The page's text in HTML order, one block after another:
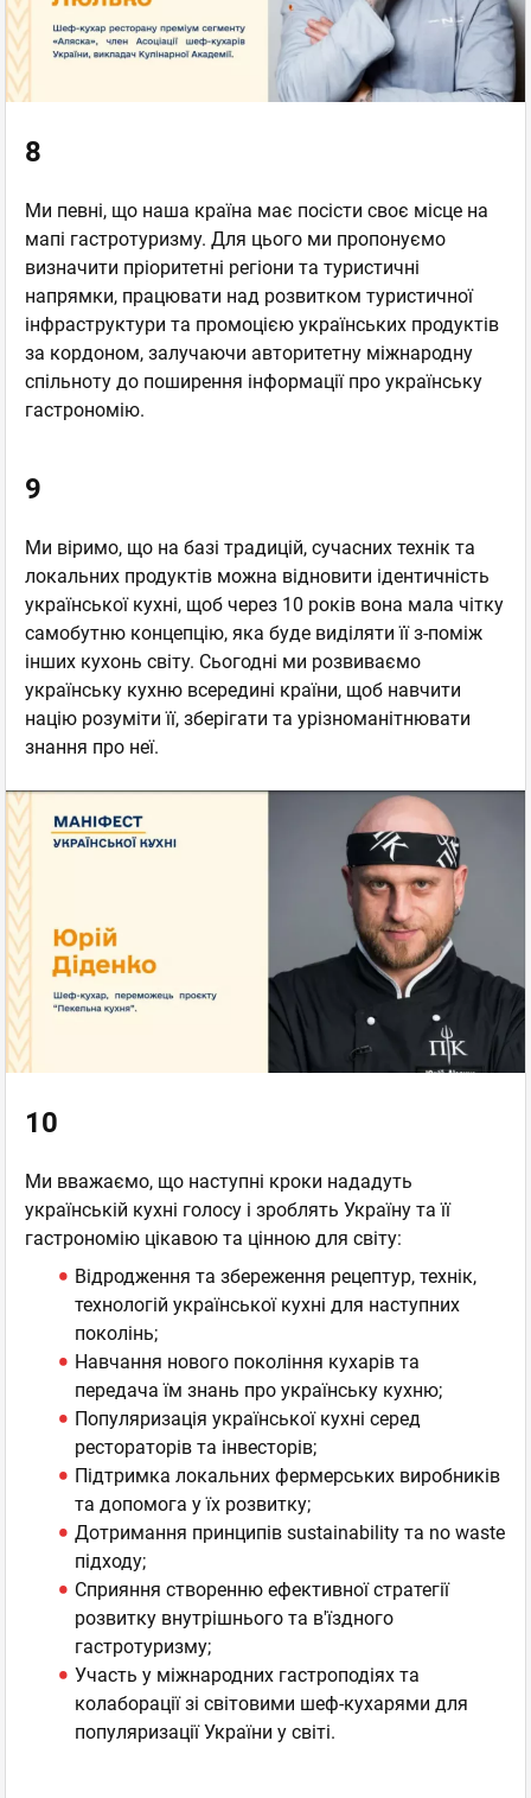
8
Ми певні, що наша країна має посісти своє місце на
мапі гастротуризму. Для цього ми пропонуємо
визначити пріоритетні регіони та туристичні
напрямки, працювати над розвитком туристичної
інфраструктури та промоцією українських продуктів
за кордоном, залучаючи авторитетну міжнародну
спільноту до поширення інформації про українську
гастрономію.
9
Ми віримо, що на базі традицій, сучасних технік та
локальних продуктів можна відновити ідентичність
української кухні, щоб через 10 років вона мала чітку
самобутню концепцію, яка буде виділяти її з-поміж
інших кухонь світу. Сьогодні ми розвиваємо
українську кухню всередині країни, щоб навчити
націю розуміти її, зберігати та урізноманітнювати
знання про неї.
10
Ми вважаємо, що наступні кроки нададуть
українській кухні голосу і зроблять Україну та її
гастрономію цікавою та цінною для світу:
Відродження та збереження рецептур, технік,
технологій української кухні для наступних
поколінь;
Навчання нового покоління кухарів та
передача їм знань про українську кухню;
Популяризація української кухні серед
рестораторів та інвесторів;
Підтримка локальних фермерських виробників
та допомога у їх розвитку;
Дотримання принципів sustainability та no waste
підходу;
Сприяння створенню ефективної стратегії
розвитку внутрішнього та в'їздного
гастротуризму;
Участь у міжнародних гастроподіях та
колаборації зі світовими шеф-кухарями для
популяризації України у світі.